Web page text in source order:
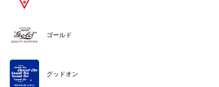
ゴールド
グッドオン